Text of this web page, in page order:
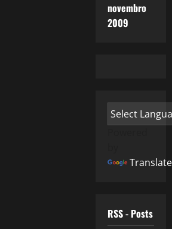
novembro
2009
Translate
RSS - Posts